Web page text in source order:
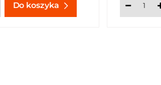
Do koszyka